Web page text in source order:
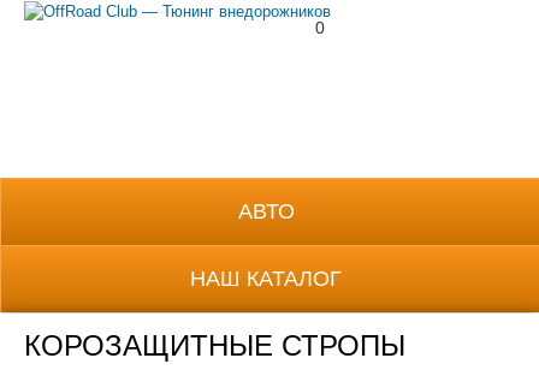
0
АВТО
НАШ КАТАЛОГ
КОРОЗАЩИТНЫЕ СТРОПЫ